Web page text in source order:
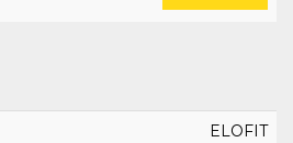
ELOFIT